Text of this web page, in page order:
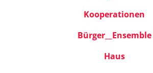
Kooperationen
Bürger__Ensemble
Haus